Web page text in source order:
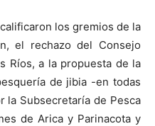
los gremios de la
el rechazo del Consejo
Ríos, a la propuesta de la
de jibia -en todas
la Subsecretaría de Pesca
de Arica y Parinacota y